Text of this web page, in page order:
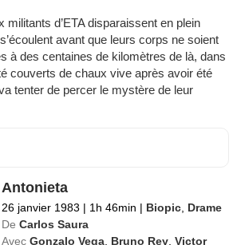
militants d’ETA disparaissent en plein
avant que leurs corps ne soient
à des centaines de kilomètres de là, dans
couverts de chaux vive après avoir été
tenter de percer le mystère de leur
Antonieta
26 janvier 1983 | 1h 46min | Biopic Drame
De Carlos Saura
Avec Gonzalo Vega Bruno Rey ,Victor